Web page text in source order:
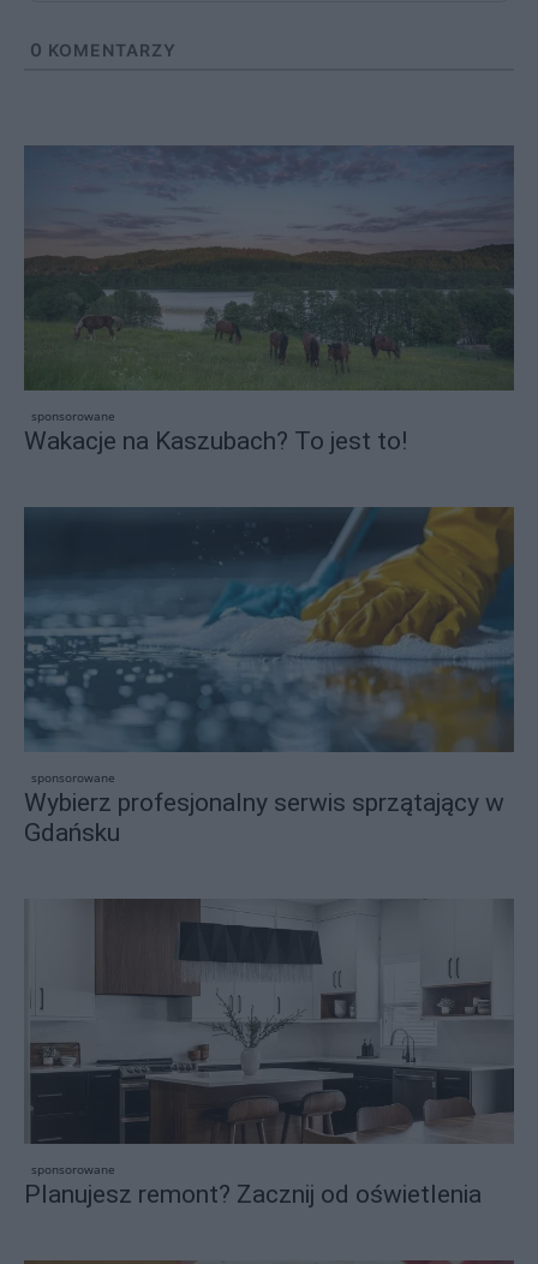
0 KOMENTARZY
sponsorowane
Wakacje na Kaszubach? To jest to!
sponsorowane
Wybierz profesjonalny serwis sprzątający w
Gdańsku
sponsorowane
Planujesz remont? Zacznij od oświetlenia